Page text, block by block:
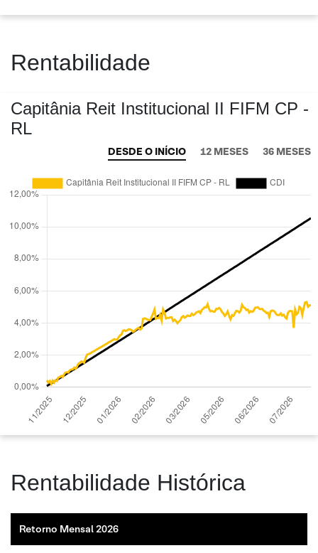
Rentabilidade
Capitânia Reit Institucional II FIFM CP -
RL
DESDE O INÍCIO 12 MESES 36 MESES
Rentabilidade Histórica
Retorno Mensal 2026